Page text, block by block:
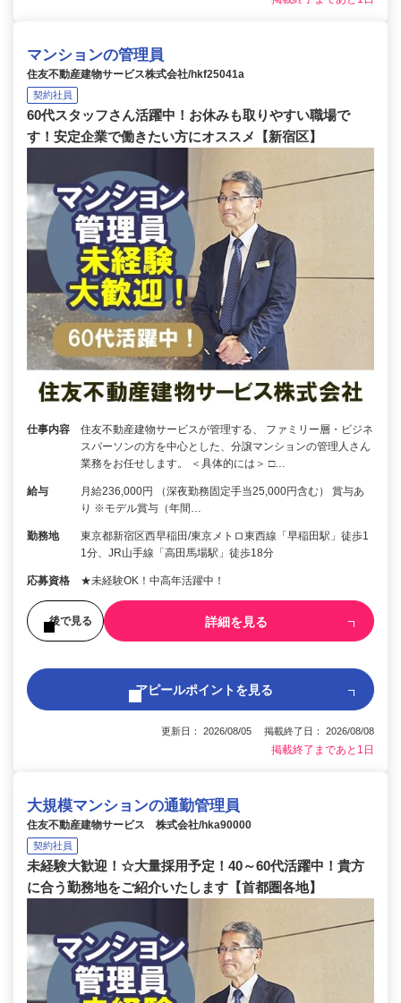
マンションの管理員
住友不動産建物サービス株式会社/hkf25041a
契約社員
60代スタッフさん活躍中！お休みも取りやすい職場で
す！安定企業で働きたい方にオススメ【新宿区】
仕事内容
住友不動産建物サービスが管理する、 ファミリー層・ビジネ
スパーソンの方を中心とした、分譲マンションの管理人さん
業務をお任せします。 ＜具体的には＞ □…
給与
月給236,000円 （深夜勤務固定手当25,000円含む） 賞与あ
り ※モデル賞与（年間…
勤務地
東京都新宿区西早稲田/東京メトロ東西線「早稲田駅」徒歩1
1分、JR山手線「高田馬場駅」徒歩18分
応募資格 ★未経験OK！中高年活躍中！
後で見る 詳細を見る
アピールポイントを見る
更新日： 2026/08/05 掲載終了日： 2026/08/08
掲載終了まであと1日
大規模マンションの通勤管理員
住友不動産建物サービス 株式会社/hka90000
契約社員
未経験大歓迎！☆大量採用予定！40～60代活躍中！貴方
に合う勤務地をご紹介いたします【首都圏各地】